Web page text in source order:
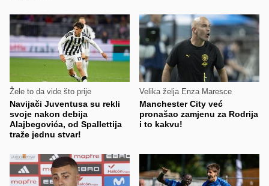
Žele to da vide što prije
Navijači Juventusa su rekli
svoje nakon debija
Alajbegovića, od Spallettija
traže jednu stvar!
Velika želja Enza Maresce
Manchester City već
pronašao zamjenu za Rodrija
i to kakvu!